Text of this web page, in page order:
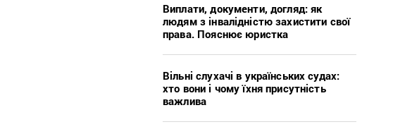
Виплати, документи, догляд: як
людям з інвалідністю захистити свої
права. Пояснює юристка
Вільні слухачі в українських судах:
хто вони і чому їхня присутність
важлива